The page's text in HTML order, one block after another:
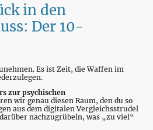
in den
Der 10-
Es ist Zeit, die Waffen im
zur psychischen
wir genau diesen Raum, den du so
aus dem digitalen Vergleichsstrudel
nachzugrübeln, was „zu viel“